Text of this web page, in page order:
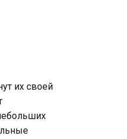
их своей